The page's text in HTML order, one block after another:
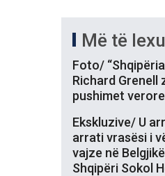
Më të
Foto/
Richard Grenell
pushimet verore
Ekskluzive/ U
arrati vrasësi i
vajze në
Shqipëri Sokol